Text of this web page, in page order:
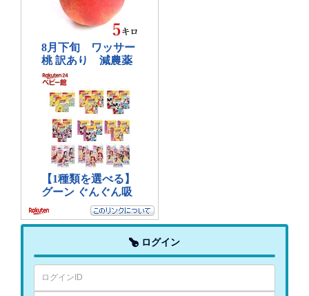
ログイン